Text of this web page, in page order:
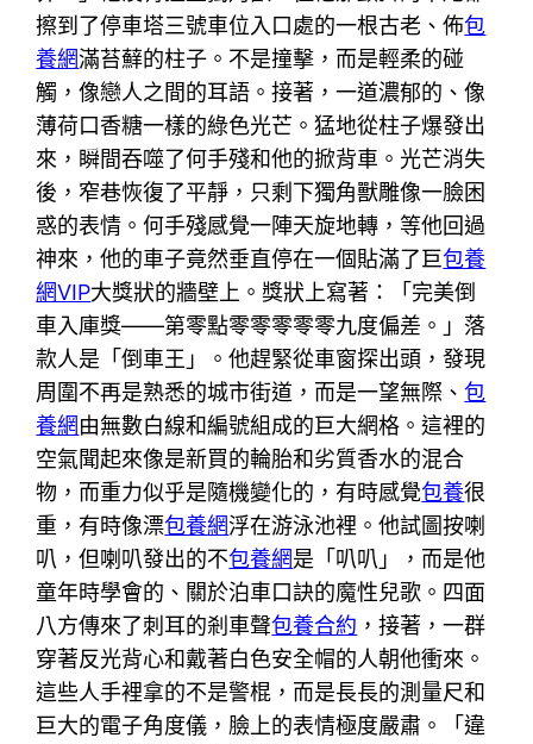
擦到了停車塔三號車位入口處的一根古老、佈包
養網滿苔蘚的柱子。不是撞擊，而是輕柔的碰
觸，像戀人之間的耳語。接著，一道濃郁的、像
薄荷口香糖一樣的綠色光芒。猛地從柱子爆發出
來，瞬間吞噬了何手殘和他的掀背車。光芒消失
後，窄巷恢復了平靜，只剩下獨角獸雕像一臉困
惑的表情。何手殘感覺一陣天旋地轉，等他回過
神來，他的車子竟然垂直停在一個貼滿了巨包養
網VIP大獎狀的牆壁上。獎狀上寫著：「完美倒
車入庫獎——第零點零零零零零九度偏差。」落
款人是「倒車王」。他趕緊從車窗探出頭，發現
周圍不再是熟悉的城市街道，而是一望無際、包
養網由無數白線和編號組成的巨大網格。這裡的
空氣聞起來像是新買的輪胎和劣質香水的混合
物，而重力似乎是隨機變化的，有時感覺包養很
重，有時像漂包養網浮在游泳池裡。他試圖按喇
叭，但喇叭發出的不包養網是「叭叭」，而是他
童年時學會的、關於泊車口訣的魔性兒歌。四面
八方傳來了刺耳的剎車聲包養合約 ，接著，一群
穿著反光背心和戴著白色安全帽的人朝他衝來。
這些人手裡拿的不是警棍，而是長長的測量尺和
巨大的電子角度儀，臉上的表情極度嚴肅。「違